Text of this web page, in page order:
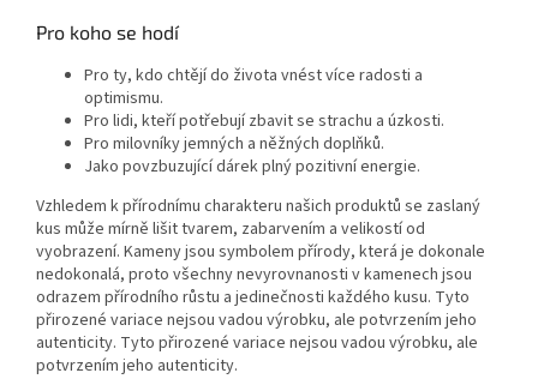
Pro koho se hodí
Pro ty, kdo chtějí do života vnést více radosti a
optimismu.
Pro lidi, kteří potřebují zbavit se strachu a úzkosti.
Pro milovníky jemných a něžných doplňků.
Jako povzbuzující dárek plný pozitivní energie.
Vzhledem k přírodnímu charakteru našich produktů se zaslaný
kus může mírně lišit tvarem, zabarvením a velikostí od
vyobrazení. Kameny jsou symbolem přírody, která je dokonale
nedokonalá, proto všechny nevyrovnanosti v kamenech jsou
odrazem přírodního růstu a jedinečnosti každého kusu. Tyto
přirozené variace nejsou vadou výrobku, ale potvrzením jeho
autenticity. Tyto přirozené variace nejsou vadou výrobku, ale
potvrzením jeho autenticity.